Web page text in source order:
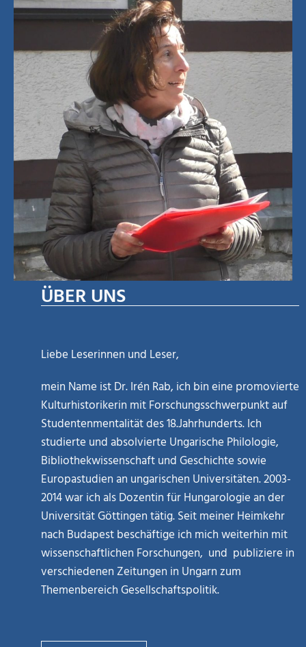
ÜBER UNS
Liebe Leserinnen und Leser,
mein Name ist Dr. Irén Rab, ich bin eine promovierte
Kulturhistorikerin mit Forschungsschwerpunkt auf
Studentenmentalität des 18.Jahrhunderts. Ich
studierte und absolvierte Ungarische Philologie,
Bibliothekwissenschaft und Geschichte sowie
Europastudien an ungarischen Universitäten. 2003-
2014 war ich als Dozentin für Hungarologie an der
Universität Göttingen tätig. Seit meiner Heimkehr
nach Budapest beschäftige ich mich weiterhin mit
wissenschaftlichen Forschungen, und publiziere in
verschiedenen Zeitungen in Ungarn zum
Themenbereich Gesellschaftspolitik.